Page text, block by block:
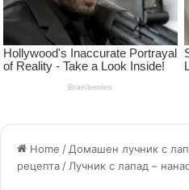
Home /Домашен лучник с
рецепта/Лучник с лапад –